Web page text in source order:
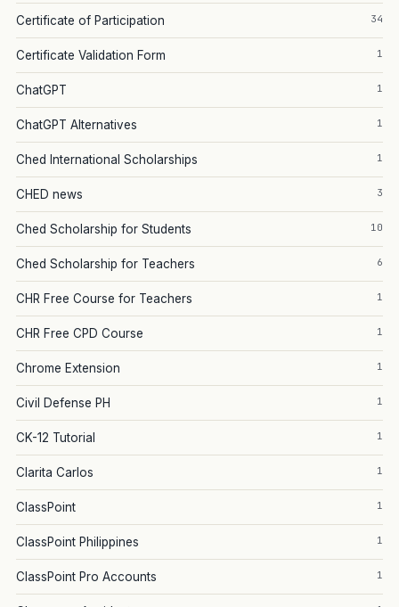
Certificate of Participation 34
Certificate Validation Form 1
ChatGPT 1
ChatGPT Alternatives 1
Ched International Scholarships 1
CHED news 3
Ched Scholarship for Students 10
Ched Scholarship for Teachers 6
CHR Free Course for Teachers 1
CHR Free CPD Course 1
Chrome Extension 1
Civil Defense PH 1
CK-12 Tutorial 1
Clarita Carlos 1
ClassPoint 1
ClassPoint Philippines 1
ClassPoint Pro Accounts 1